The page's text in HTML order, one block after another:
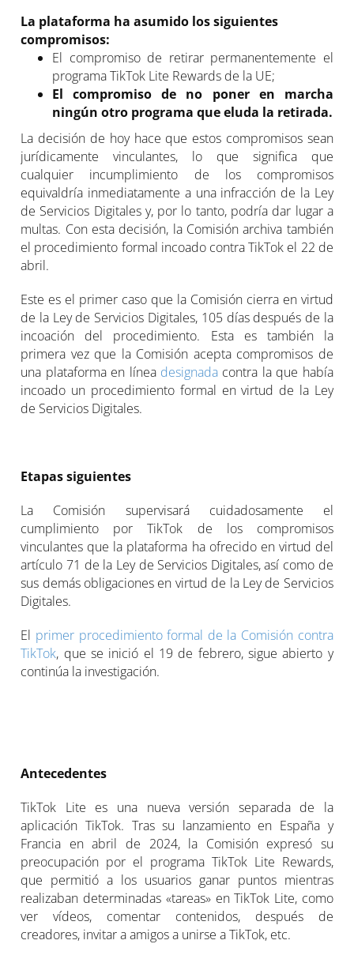
La plataforma ha asumido los siguientes
compromisos:
El compromiso de retirar permanentemente el
programa TikTok Lite Rewards de la UE;
El compromiso de no poner en marcha
ningún otro programa que eluda la retirada.
La decisión de hoy hace que estos compromisos sean
jurídicamente vinculantes, lo que significa que
cualquier incumplimiento de los compromisos
equivaldría inmediatamente a una infracción de la Ley
de Servicios Digitales y, por lo tanto, podría dar lugar a
multas. Con esta decisión, la Comisión archiva también
el procedimiento formal incoado contra TikTok el 22 de
abril.
Este es el primer caso que la Comisión cierra en virtud
de la Ley de Servicios Digitales, 105 días después de la
incoación del procedimiento. Esta es también la
primera vez que la Comisión acepta compromisos de
una plataforma en línea designada contra la que había
incoado un procedimiento formal en virtud de la Ley
de Servicios Digitales.
Etapas siguientes
La Comisión supervisará cuidadosamente el
cumplimiento por TikTok de los compromisos
vinculantes que la plataforma ha ofrecido en virtud del
artículo 71 de la Ley de Servicios Digitales, así como de
sus demás obligaciones en virtud de la Ley de Servicios
Digitales.
El primer procedimiento formal de la Comisión contra
TikTok, que se inició el 19 de febrero, sigue abierto y
continúa la investigación.
Antecedentes
TikTok Lite es una nueva versión separada de la
aplicación TikTok. Tras su lanzamiento en España y
Francia en abril de 2024, la Comisión expresó su
preocupación por el programa TikTok Lite Rewards,
que permitió a los usuarios ganar puntos mientras
realizaban determinadas «tareas» en TikTok Lite, como
ver vídeos, comentar contenidos, después de
creadores, invitar a amigos a unirse a TikTok, etc.